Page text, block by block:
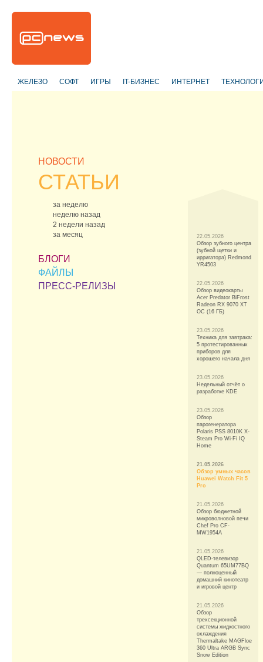
ЖЕЛЕЗО СОФТ ИГРЫ IT-БИЗНЕС ИНТЕРНЕТ
НОВОСТИ
СТАТЬИ
за неделю
неделю назад
2 недели назад
за месяц
БЛОГИ
ФАЙЛЫ
ПРЕСС-РЕЛИЗЫ
22.05.2026
Обзор зубного центра
(зубной щетки и
ирригатора) Redmond
YR4503
22.05.2026
Обзор видеокарты
Acer Predator BiFrost
Radeon RX 9070 XT
OC (16 ГБ)
23.05.2026
Техника для завтрака:
5 протестированных
приборов для
хорошего начала дня
23.05.2026
Недельный отчёт о
разработке KDE
23.05.2026
Обзор
парогенератора
Polaris PSS 8010K X-
Steam Pro Wi-Fi IQ
Home
21.05.2026
Обзор умных часов
Huawei Watch Fit 5
Pro
21.05.2026
Обзор бюджетной
микроволновой печи
Chef Pro CF-
MW1954A
21.05.2026
QLED-телевизор
Quantum 65UM77BQ
— полноценный
домашний кинотеатр
и игровой центр
21.05.2026
Обзор
трехсекционной
системы жидкостного
охлаждения
Thermaltake MAGFloe
360 Ultra ARGB Sync
Snow Edition